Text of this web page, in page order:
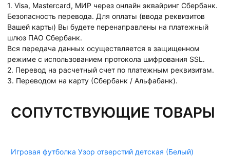
1. Visa, Mastercard, МИР через онлайн эквайринг Сбербанк.
Безопасность перевода. Для оплаты (ввода реквизитов
Вашей карты) Вы будете перенаправлены на платежный
шлюз ПАО Сбербанк.
Вся передача данных осуществляется в защищенном
режиме с использованием протокола шифрования SSL.
2. Перевод на расчетный счет по платежным реквизитам.
3. Переводом на карту (Сбербанк / Альфабанк).
СОПУТСТВУЮЩИЕ ТОВАРЫ
Игровая футболка Узор отверстий детская (Белый)